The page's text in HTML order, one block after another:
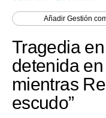
Perú
Política
Tu Dinero
AñadirGestión
Tragedia
detenida
mientras
escudo”